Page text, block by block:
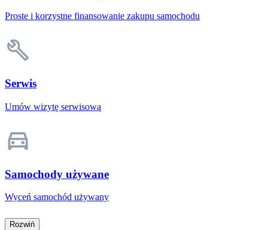
Proste i korzystne finansowanie zakupu samochodu
Serwis
Umów wizytę serwisową
Samochody używane
Wyceń samochód używany
Rozwiń